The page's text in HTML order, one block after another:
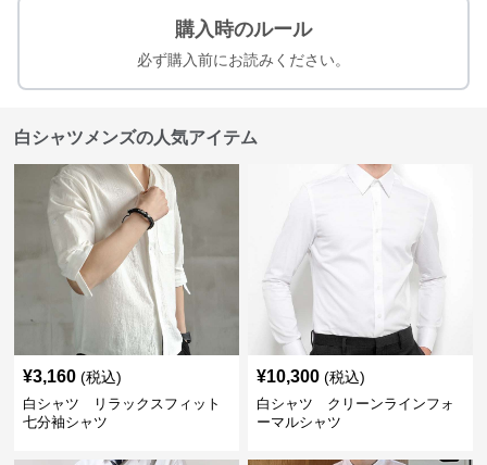
購入時のルール
必ず購入前にお読みください。
白シャツメンズの人気アイテム
¥3,160 (税込)
白シャツ リラックスフィット
七分袖シャツ
¥10,300 (税込)
白シャツ クリーンラインフォ
ーマルシャツ